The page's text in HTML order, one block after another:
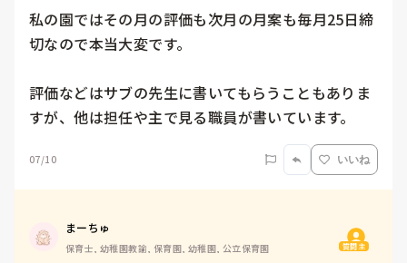
私の園ではその月の評価も次月の月案も毎月25日締
切なので本当大変です。
評価などはサブの先生に書いてもらうこともありま
すが、他は担任や主で見る職員が書いています。
07/10 いいね
まーちゅ
保育士, 幼稚園教諭, 保育園, 幼稚園, 公立保育園 質問主